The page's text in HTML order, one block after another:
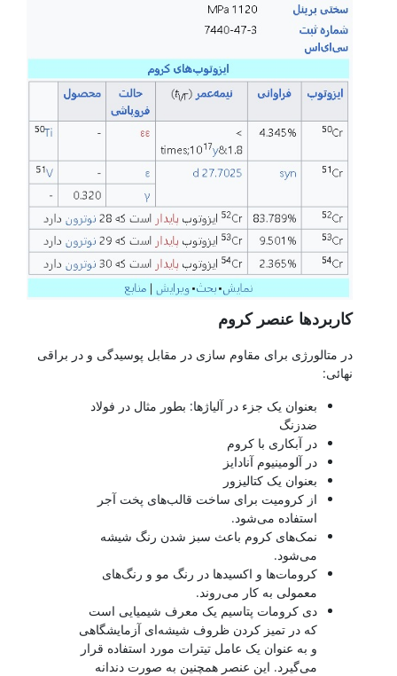
کاربردها عنصر کروم
در متالورژی برای مقاوم سازی در مقابل پوسیدگی و در براقی
نهائی:
بعنوان یک جزء در آلیاژها: بطور مثال در فولاد
ضدزنگ
در آبکاری با کروم
در آلومینیوم آنادایز
بعنوان یک کتالیزور
از کرومیت برای ساخت قالب‌های پخت آجر
استفاده می‌شود.
نمک‌های کروم باعث سبز شدن رنگ شیشه
می‌شود.
کرومات‌ها و اکسیدها در رنگ مو و رنگ‌های
معمولی به کار می‌روند.
دی کرومات پتاسیم یک معرف شیمیایی است
که در تمیز کردن ظروف شیشه‌ای آزمایشگاهی
و به عنوان یک عامل تیترات مورد استفاده قرار
می‌گیرد. این عنصر همچنین به صورت دندانه